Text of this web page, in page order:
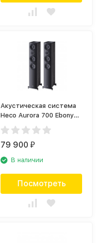
Акустическая система
Heco Aurora 700 Ebony
Black (пара)
79 900₽
В наличии
Посмотреть